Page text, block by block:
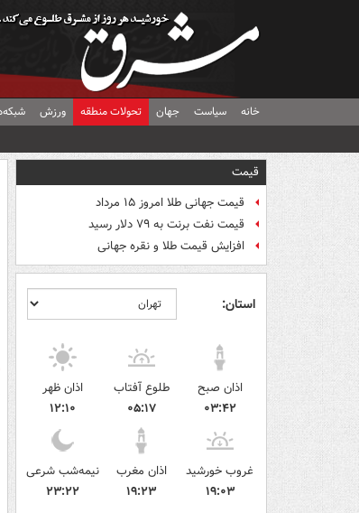
خانه سیاست جهان تحولات منطقه ورزش
قیمت
قیمت جهانی طلا امروز ۱۵ مرداد
قیمت نفت برنت به ۷۹ دلار رسید
افزایش قیمت طلا و نقره جهانی
استان:
اذان صبح
۰۳:۴۲
طلوع آفتاب
۰۵:۱۷
اذان ظهر
۱۲:۱۰
غروب خورشید
۱۹:۰۳
اذان مغرب
۱۹:۲۳
نیمه‌شب شرعی
۲۳:۲۲